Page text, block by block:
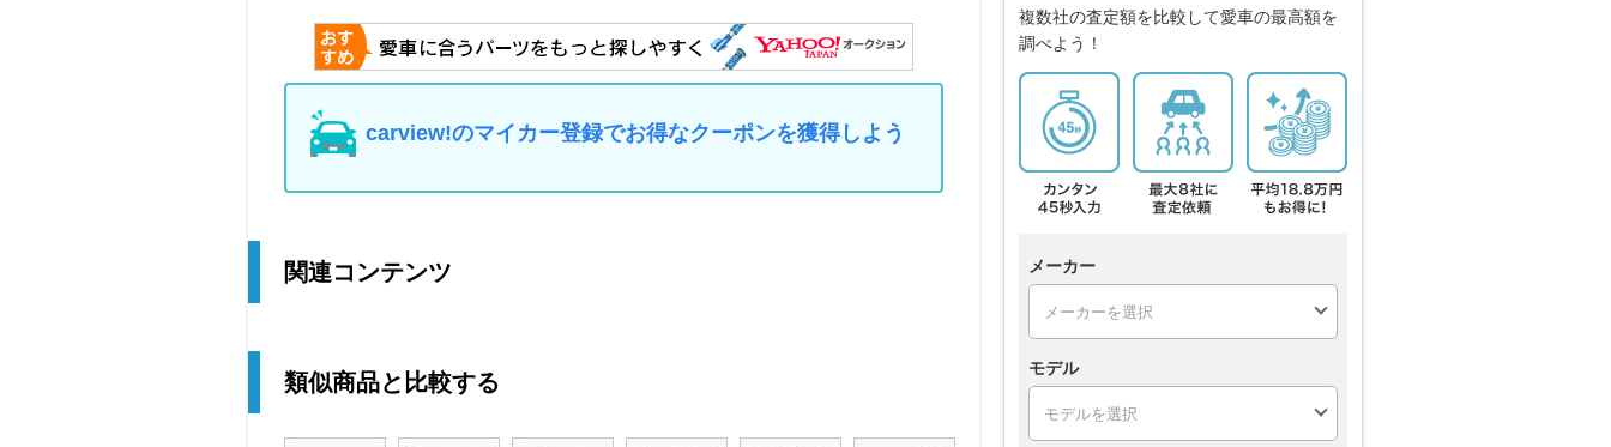
carview!のマイカー登録でお得なクーポンを獲得しよう
関連コンテンツ
類似商品と比較する
複数社の査定額を比較して愛車の最高額を
調べよう！
メーカー
モデル